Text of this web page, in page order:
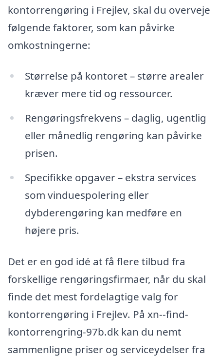
kontorrengøring i Frejlev, skal du overveje
følgende faktorer, som kan påvirke
omkostningerne:
Størrelse på kontoret – større arealer
kræver mere tid og ressourcer.
Rengøringsfrekvens – daglig, ugentlig
eller månedlig rengøring kan påvirke
prisen.
Specifikke opgaver – ekstra services
som vinduespolering eller
dybderengøring kan medføre en
højere pris.
Det er en god idé at få flere tilbud fra
forskellige rengøringsfirmaer, når du skal
finde det mest fordelagtige valg for
kontorrengøring i Frejlev. På xn--find-
kontorrengring-97b.dk kan du nemt
sammenligne priser og serviceydelser fra